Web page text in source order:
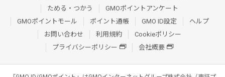
ためる・つかう
GMOポイントアンケート
GMOポイントモール
ポイント通帳 GMO ID設定
ヘルプ
お問い合わせ
利用規約
Cookieポリシー
プライバシーポリシー
会社概要